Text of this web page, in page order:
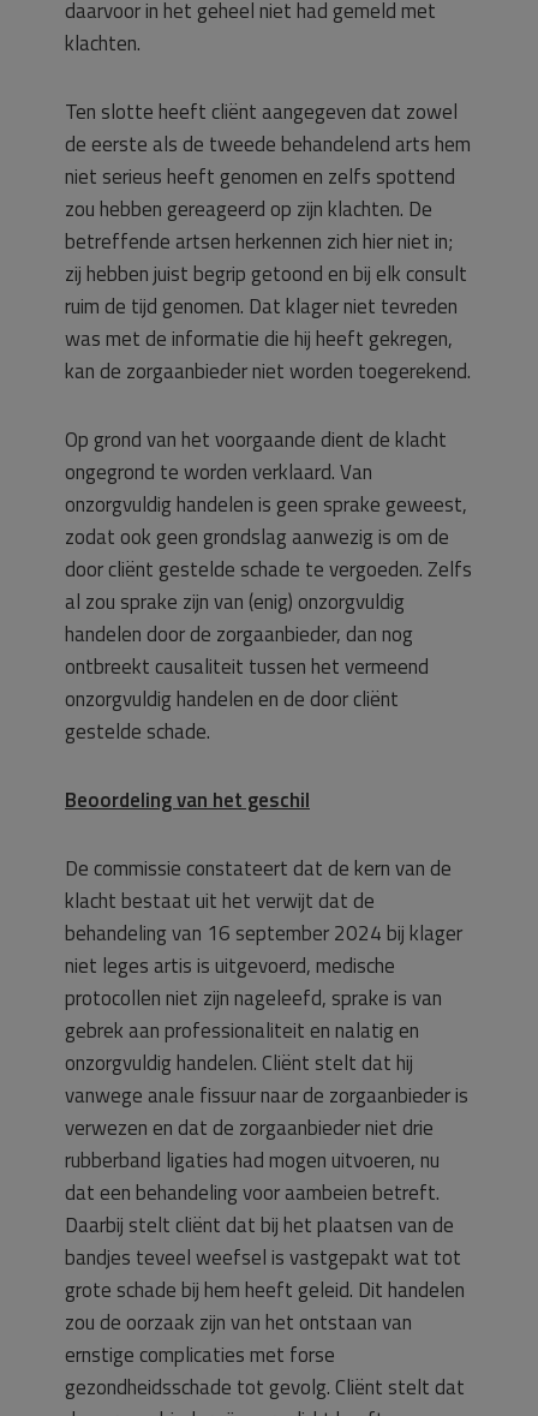
daarvoor in het geheel niet had gemeld met
klachten.
Ten slotte heeft cliënt aangegeven dat zowel
de eerste als de tweede behandelend arts hem
niet serieus heeft genomen en zelfs spottend
zou hebben gereageerd op zijn klachten. De
betreffende artsen herkennen zich hier niet in;
zij hebben juist begrip getoond en bij elk consult
ruim de tijd genomen. Dat klager niet tevreden
was met de informatie die hij heeft gekregen,
kan de zorgaanbieder niet worden toegerekend.
Op grond van het voorgaande dient de klacht
ongegrond te worden verklaard. Van
onzorgvuldig handelen is geen sprake geweest,
zodat ook geen grondslag aanwezig is om de
door cliënt gestelde schade te vergoeden. Zelfs
al zou sprake zijn van (enig) onzorgvuldig
handelen door de zorgaanbieder, dan nog
ontbreekt causaliteit tussen het vermeend
onzorgvuldig handelen en de door cliënt
gestelde schade.
Beoordeling van het geschil
De commissie constateert dat de kern van de
klacht bestaat uit het verwijt dat de
behandeling van 16 september 2024 bij klager
niet leges artis is uitgevoerd, medische
protocollen niet zijn nageleefd, sprake is van
gebrek aan professionaliteit en nalatig en
onzorgvuldig handelen. Cliënt stelt dat hij
vanwege anale fissuur naar de zorgaanbieder is
verwezen en dat de zorgaanbieder niet drie
rubberband ligaties had mogen uitvoeren, nu
dat een behandeling voor aambeien betreft.
Daarbij stelt cliënt dat bij het plaatsen van de
bandjes teveel weefsel is vastgepakt wat tot
grote schade bij hem heeft geleid. Dit handelen
zou de oorzaak zijn van het ontstaan van
ernstige complicaties met forse
gezondheidsschade tot gevolg. Cliënt stelt dat